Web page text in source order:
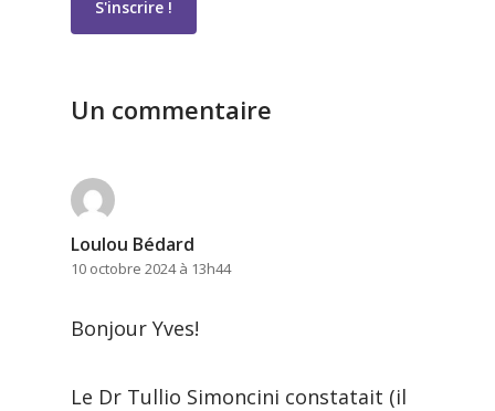
Un commentaire
Loulou Bédard
10 octobre 2024 à 13h44
Bonjour Yves!
Le Dr Tullio Simoncini constatait (il